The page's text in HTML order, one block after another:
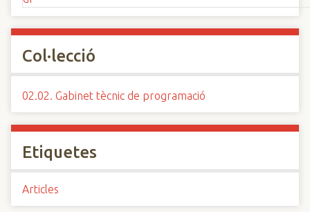
Col·lecció
02.02. Gabinet tècnic de programació
Etiquetes
Articles